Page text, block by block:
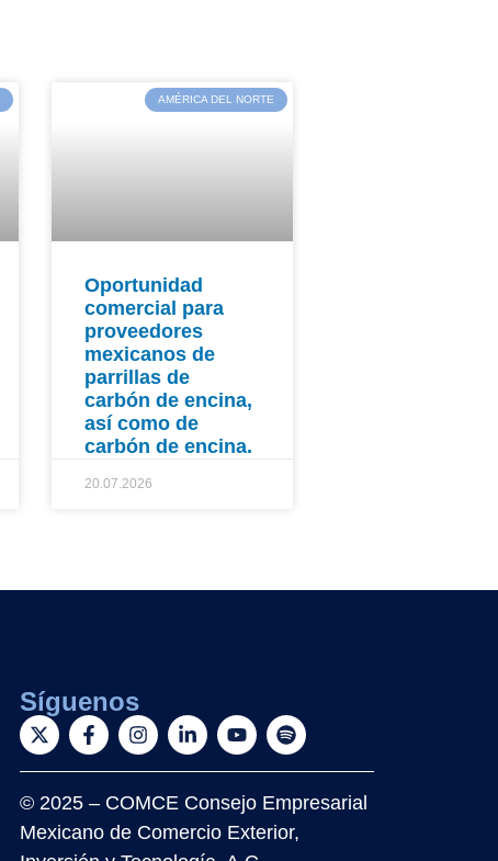
AMÉRICA DEL NORTE
Oportunidad
comercial para
proveedores
mexicanos de
parrillas de
carbón de encina,
así como de
carbón de encina.
20.07.2026
Síguenos
© 2025 – COMCE Consejo Empresarial
Mexicano de Comercio Exterior,